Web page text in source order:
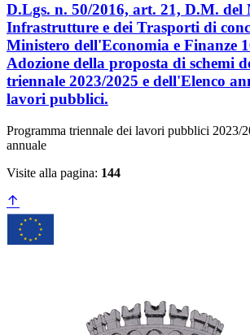
D.Lgs. n. 50/2016, art. 21, D.M. del
Infrastrutture e dei Trasporti di
Ministero dell'Economia e Finanze
Adozione della proposta di schemi
triennale 2023/2025 e dell'Elenco
lavori pubblici.
Programma triennale dei lavori pubblici 2023/
annuale
Visite alla pagina: 144